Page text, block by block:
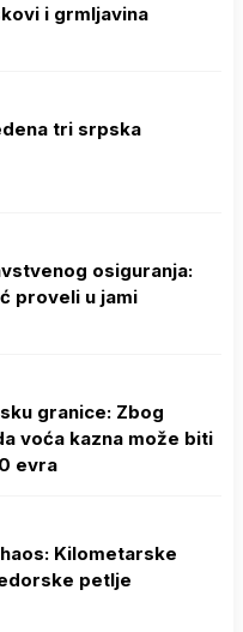
i grmljavina
tri srpska
osiguranja:
proveli u jami
granice: Zbog
voća kazna može biti
evra
Kilometarske
petlje